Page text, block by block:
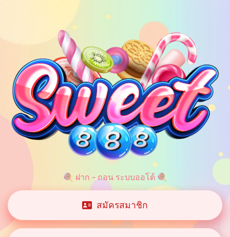
🍭 ฝาก - ถอน ระบบออโต้ 🍭
สมัครสมาชิก